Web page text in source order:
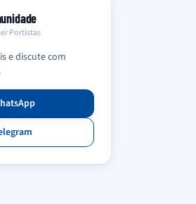
Portistas
e discute com